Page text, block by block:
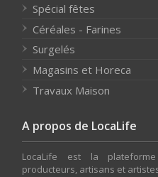
Spécial fêtes
Céréales - Farines
Surgelés
Magasins et Horeca
Travaux Maison
A propos de LocaLife
LocaLife est la
producteurs, artisans et